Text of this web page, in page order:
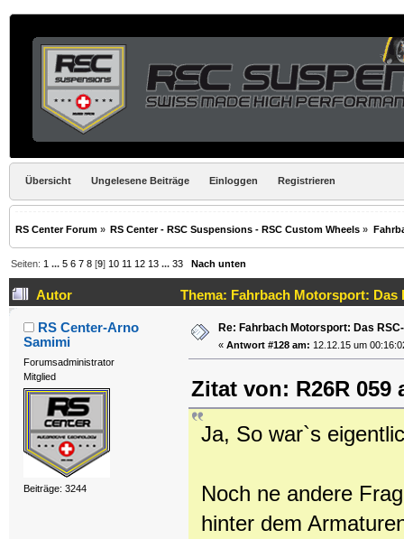
Übersicht Ungelesene Beiträge Einloggen Registrieren
RS Center Forum » RS Center - RSC Suspensions - RSC Custom Wheels »
Seiten: 1 ...5 6 7 8 [9] 10 11 12 13 ...33 Nach unten
Autor Thema: Fahrbach Motorsport: Das
RS Center-Arno
Samimi
Forumsadministrator
Mitglied
Beiträge: 3244
Re: Fahrbach Motorsport: Das
« Antwort #128 am: 12.12.15 um
Zitat von: R26R 059
Ja, So war`s
Noch ne andere
hinter dem